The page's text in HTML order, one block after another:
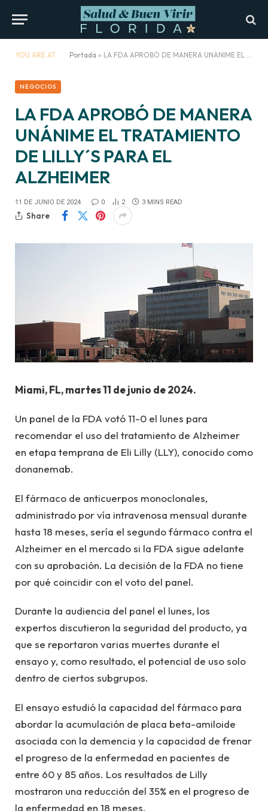
YOU ARE AT: Portada » LA FDA APROBÓ DE MANERA UNÁNIME EL TRATAMIENTO DE LILLY´S PARA EL ALZHEIMER
NEGOCIOS
LA FDA APROBÓ DE MANERA
UNÁNIME EL TRATAMIENTO
DE LILLY´S PARA EL
ALZHEIMER
11 DE JUNIO DE 2024 0 2 3 MINS READ
Share
Miami, FL, martes 11 de junio de 2024.
Un panel de la FDA votó 11-0 el lunes para
recomendar el uso del tratamiento de Alzheimer
en etapa temprana de Eli Lilly (LLY), conocido como
donanemab.
El fármaco de anticuerpos monoclonales,
administrado por vía intravenosa mensual durante
hasta 18 meses, sería el segundo fármaco contra el
Alzheimer en el mercado si la FDA sigue adelante
con su aprobación. La decisión de la FDA no tiene
por qué coincidir con el voto del panel.
Durante la audiencia del panel el lunes, los
expertos discutieron la seguridad del producto, ya
que se reportaron varias muertes durante el
ensayo y, como resultado, el potencial de uso solo
dentro de ciertos subgrupos.
El ensayo estudió la capacidad del fármaco para
abordar la acumulación de placa beta-amiloide
asociada con la demencia y la capacidad de frenar
el progreso de la enfermedad en pacientes de
entre 60 y 85 años. Los resultados de Lilly
mostraron una reducción del 35% en el progreso de
la enfermedad en 18 meses.